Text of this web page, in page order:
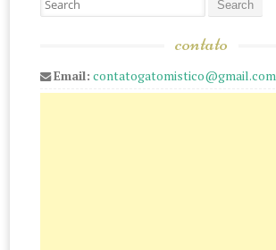
contato
Email: contatogatomistico@gmail.com